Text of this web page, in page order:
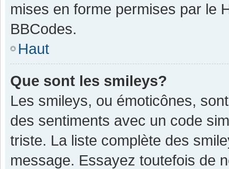
mises en forme permises par le
BBCodes.
Haut
Que sont les smileys?
Les smileys, ou émoticônes,
des sentiments avec un code
triste. La liste complète des
message. Essayez toutefois de